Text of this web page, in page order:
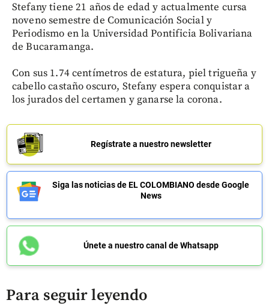
Stefany tiene 21 años de edad y actualmente cursa
noveno semestre de Comunicación Social y
Periodismo en la Universidad Pontificia Bolivariana
de Bucaramanga.
Con sus 1.74 centímetros de estatura, piel trigueña y
cabello castaño oscuro, Stefany espera conquistar a
los jurados del certamen y ganarse la corona.
Regístrate a nuestro newsletter
Siga las noticias de EL COLOMBIANO desde Google
News
Únete a nuestro canal de Whatsapp
Para seguir leyendo